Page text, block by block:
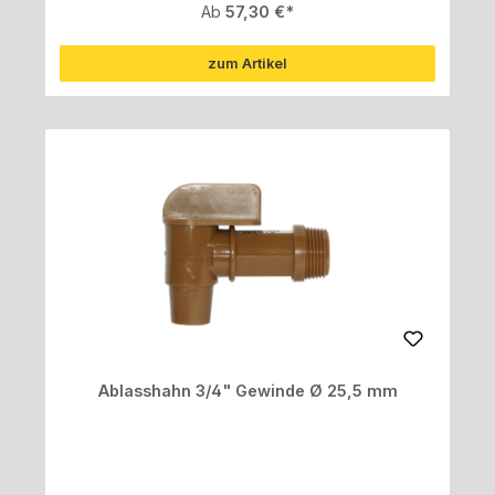
Regulärer Preis:
Ab 57,30 €
zum Artikel
Ablasshahn 3/4" Gewinde Ø 25,5 mm